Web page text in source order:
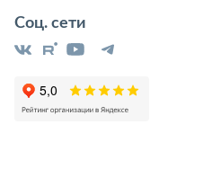
Соц. сети